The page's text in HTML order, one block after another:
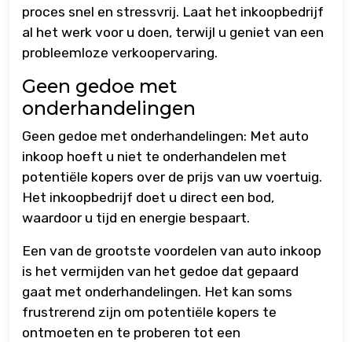
proces snel en stressvrij. Laat het inkoopbedrijf
al het werk voor u doen, terwijl u geniet van een
probleemloze verkoopervaring.
Geen gedoe met
onderhandelingen
Geen gedoe met onderhandelingen: Met auto
inkoop hoeft u niet te onderhandelen met
potentiële kopers over de prijs van uw voertuig.
Het inkoopbedrijf doet u direct een bod,
waardoor u tijd en energie bespaart.
Een van de grootste voordelen van auto inkoop
is het vermijden van het gedoe dat gepaard
gaat met onderhandelingen. Het kan soms
frustrerend zijn om potentiële kopers te
ontmoeten en te proberen tot een